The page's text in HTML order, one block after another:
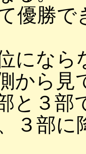
優勝
になら
から見
と３部
３部